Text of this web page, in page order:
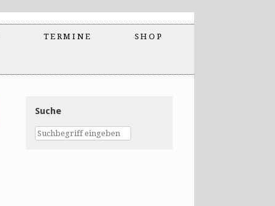
TERMINE SHOP
Suche